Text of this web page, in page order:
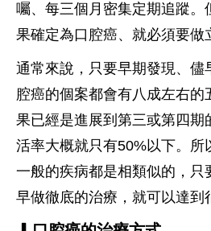
囑、每三個月密集定期追蹤。
果確定為口腔癌、就必須要做
通常來說，只要早期發現、儘
腔癌的個案都會有八成左右的
果已經是進展到第三或第四期
活率大概就只有50%以下。所
一般的疾病都是相類似的，只
早做徹底的治療，就可以達到